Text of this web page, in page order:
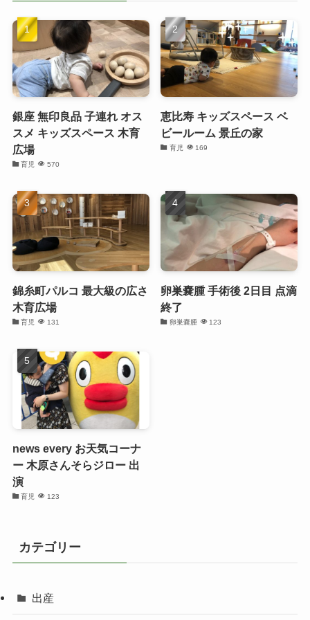
銀座 無印良品 子連れ オス
スメ キッズスペース 木育
広場
育児 570
恵比寿 キッズスペース ベ
ビールーム 景丘の家
育児 169
錦糸町パルコ 最大級の広さ
木育広場
育児 131
卵巣嚢腫 手術後 2日目 点滴
終了
卵巣嚢腫 123
news every お天気コーナ
ー 木原さんそらジロー 出
演
育児 123
カテゴリー
出産